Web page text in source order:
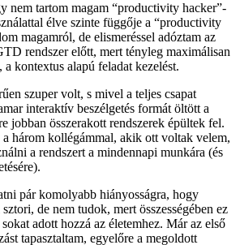
nem tartom magam “productivity hacker”-
élve szinte függője a “productivity
magamról, de elismeréssel adóztam az
rendszer előtt, mert tényleg maximálisan
kontextus alapú feladat kezelést.
szuper volt, s mivel a teljes csapat
interaktív beszélgetés formát öltött a
jobban összerakott rendszerek épültek fel.
három kollégámmal, akik ott voltak velem,
a rendszert a mindennapi munkára (és
pár komolyabb hiányosságra, hogy
de nem tudok, mert összességében ez
adott hozzá az életemhez. Már az első
tapasztaltam, egyelőre a megoldott